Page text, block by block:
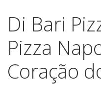
Di Bari
Pizza
Coração